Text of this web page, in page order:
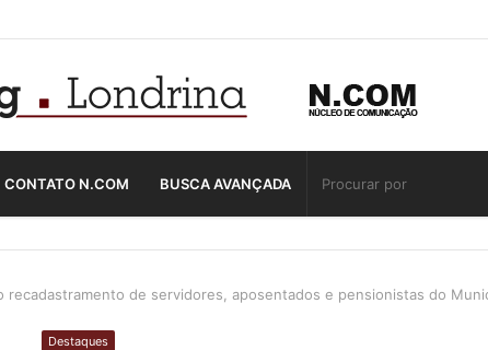
CONTATO N.COM BUSCA AVANÇADA
recadastramento de servidores, aposentados e pensionistas do
Destaques